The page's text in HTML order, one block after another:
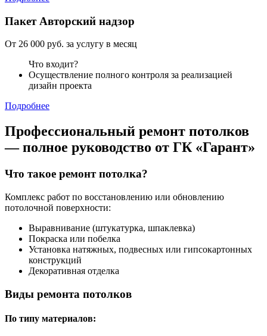
ПакетАвторский надзор
От 26 000 руб. за услугу в месяц
Что входит?
Осуществление полного контроля за реализацией
дизайн проекта
Подробнее
Профессиональный ремонт потолков
— полное руководство от ГК «Гарант»
Что такое ремонт потолка?
Комплекс работ по восстановлению или обновлению
потолочной поверхности:
Выравнивание (штукатурка, шпаклевка)
Покраска или побелка
Установка натяжных, подвесных или гипсокартонных
конструкций
Декоративная отделка
Виды ремонта потолков
По типу материалов: